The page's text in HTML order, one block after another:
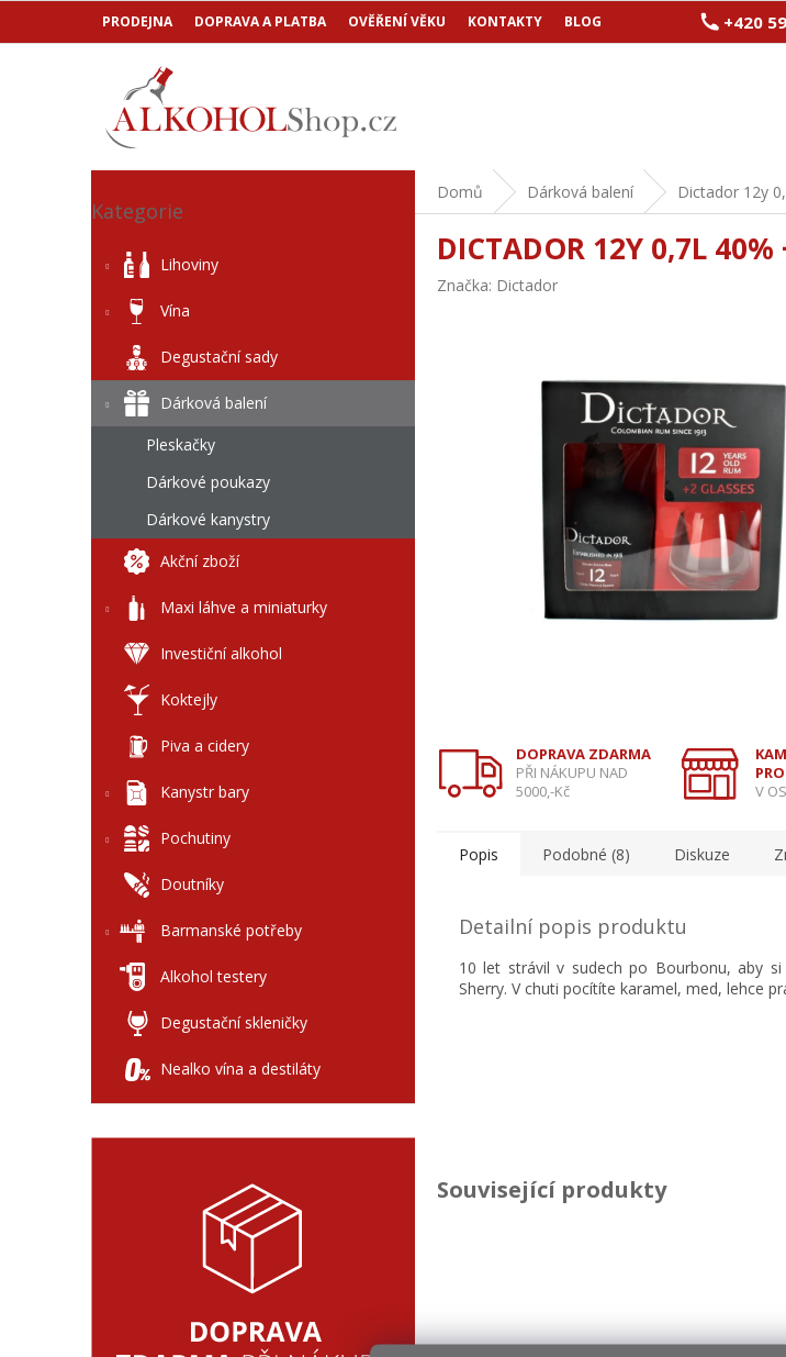
obsah
PRODEJNA DOPRAVA A PLATBA OVĚŘENÍ VĚKU KONTAKTY BLOG +420
o
í
a
kategorie
Kategorie
Lihoviny
Vína
Degustační sady
Dárková balení
Pleskačky
Dárkové poukazy
Dárkové kanystry
Akční zboží
Maxi láhve a miniaturky
Investiční alkohol
Koktejly
Piva a cidery
Kanystr bary
Pochutiny
Doutníky
Barmanské potřeby
Alkohol testery
Degustační skleničky
Nealko vína a destiláty
Domů Dárková balení Dictador 12y
DICTADOR 12Y 0,7L 40%
Značka: Dictador
DOPRAVA ZDARMA
PŘI NÁKUPU NAD
5000,-Kč
V
Popis Podobné (8) Diskuze
Detailní popis produktu
10 let strávil v sudech po Bourbonu, aby
Sherry. V chuti pocítíte karamel, med, lehce
Související produkty